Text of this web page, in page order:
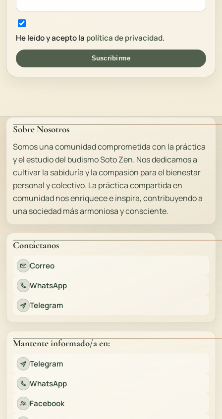
He leído y acepto la política de privacidad.
Suscribirme
Sobre Nosotros
Somos una comunidad comprometida con la práctica
y el estudio del budismo Soto Zen. Nos dedicamos a
cultivar la sabiduría y la compasión para el bienestar
personal y colectivo. La práctica compartida en
comunidad nos enriquece e inspira, contribuyendo a
una sociedad más armoniosa y consciente.
Contáctanos
Correo
WhatsApp
Telegram
Mantente informado/a en:
Telegram
WhatsApp
Facebook